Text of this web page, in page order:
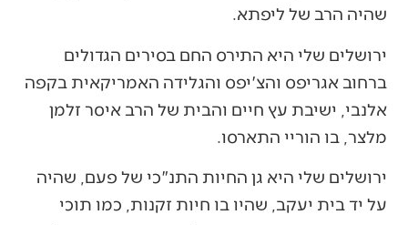
שהיה הרב של ליפתא.
ירושלים שלי היא התירס החם בסירים הגדולים
ברחוב אגריפס והצ'יפס והגלידה האמריקאית בקפה
אלנבי, ישיבת עץ חיים והבית של הרב איסר זלמן
מלצר, בו הוריי התארסו.
ירושלים שלי היא גן החיות התנ"כי של פעם, שהיה
על יד בית יעקב, שהיו בו חיות זקנות, כמו תוכי